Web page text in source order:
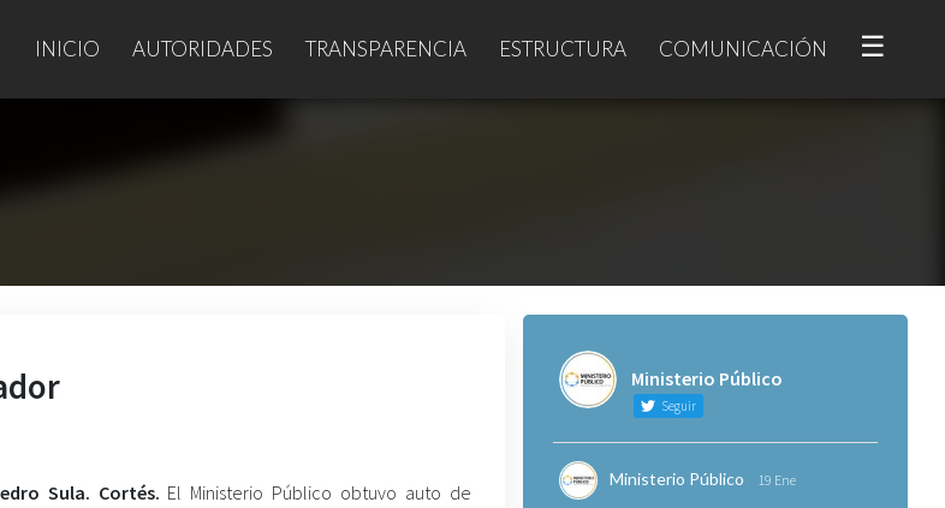
INICIO AUTORIDADES TRANSPARENCIA ESTRUCTURA COMUNICACIÓN ☰
Sula. Cortés. El Ministerio Público obtuvo auto de
Ministerio Público
Seguir
Ministerio Público 19 Ene